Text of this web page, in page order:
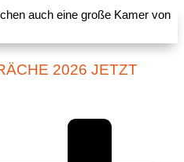
2026 JETZT